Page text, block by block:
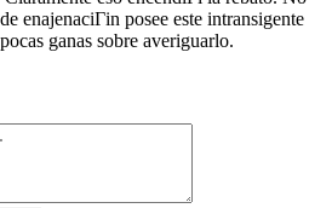
enajenaciГіn posee este intransigente
ganas sobre averiguarlo.